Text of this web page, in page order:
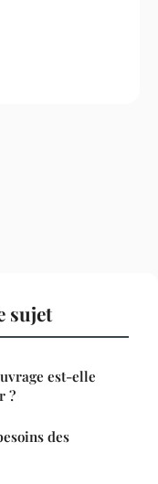
sujet
est-elle
?
des